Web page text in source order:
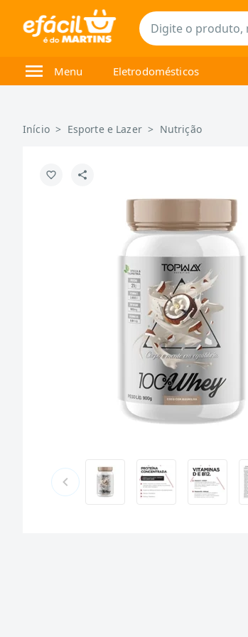
Menu Eletrodomésticos
Início > Esporte e Lazer > Nutrição